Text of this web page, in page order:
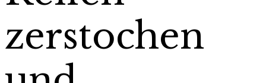
zerstochen